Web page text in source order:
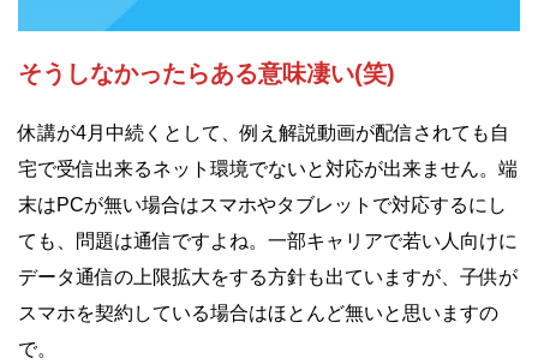
そうしなかったらある意味凄い(笑)
休講が4月中続くとして、例え解説動画が配信されても自
宅で受信出来るネット環境でないと対応が出来ません。端
末はPCが無い場合はスマホやタブレットで対応するにし
ても、問題は通信ですよね。一部キャリアで若い人向けに
データ通信の上限拡大をする方針も出ていますが、子供が
スマホを契約している場合はほとんど無いと思いますの
で。